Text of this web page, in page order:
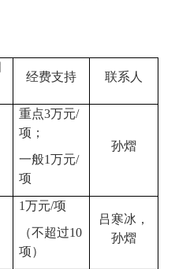
经费支持 联系人
重点3万元/
项；
一般1万元/
项
孙熠
1万元/项
（不超过10
项）
吕寒冰，
孙熠